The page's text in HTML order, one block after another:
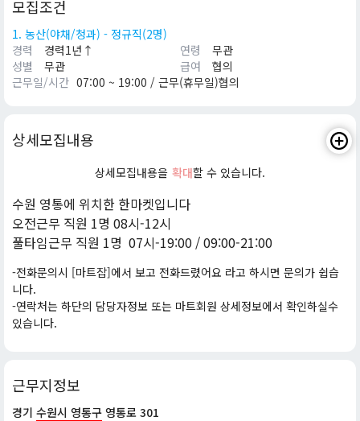
모집조건
1. 농산(야채/청과) - 정규직(2명)
경력
경력1년↑ 연령
무관
성별
무관 급여
협의
근무일/시간 07:00 ~ 19:00 / 근무(휴무일)협의
상세모집내용
상세모집내용을 확대할 수 있습니다.
수원 영통에 위치한 한마켓입니다
오전근무 직원 1명 08시-12시
풀타임근무 직원 1명 07시-19:00 / 09:00-21:00
-전화문의시 [마트잡]에서 보고 전화드렸어요 라고 하시면 문의가 쉽습
니다.
-연락처는 하단의 담당자정보 또는 마트회원 상세정보에서 확인하실수
있습니다.
근무지정보
경기 수원시 영통구 영통로 301